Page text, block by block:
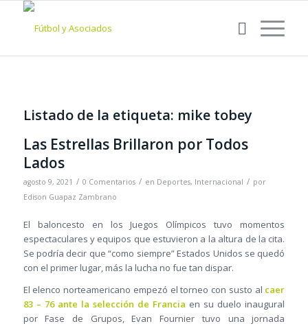
Listado de la etiqueta: mike tobey
Las Estrellas Brillaron por Todos
Lados
agosto 9, 2021 / 0 Comentarios / en Deportes, Internacional / por
Edison Guapaz Zambrano
El baloncesto en los Juegos Olímpicos tuvo momentos
espectaculares y equipos que estuvieron a la altura de la cita.
Se podría decir que “como siempre” Estados Unidos se quedó
con el primer lugar, más la lucha no fue tan dispar.
El elenco norteamericano empezó el torneo con susto al caer
83 – 76 ante la selección de Francia en su duelo inaugural
por Fase de Grupos, Evan Fournier tuvo una jornada